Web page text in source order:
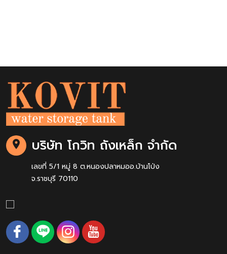
บริษัท โกวิท ถังเหล็ก จำกัด
เลขที่ 5/1 หมู่ 8 ต.หนองปลาหมออ.บ้านโป่ง
จ.ราชบุรี 70110